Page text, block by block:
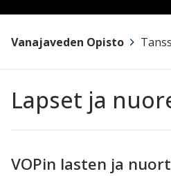
Vanajaveden Opisto
Lapset ja
VOPin lasten ja